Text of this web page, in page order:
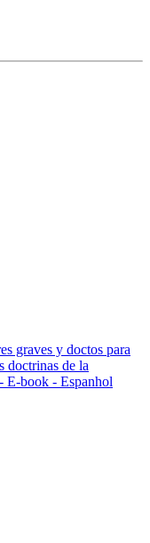
graves y doctos para
doctrinas de la
E-book - Espanhol